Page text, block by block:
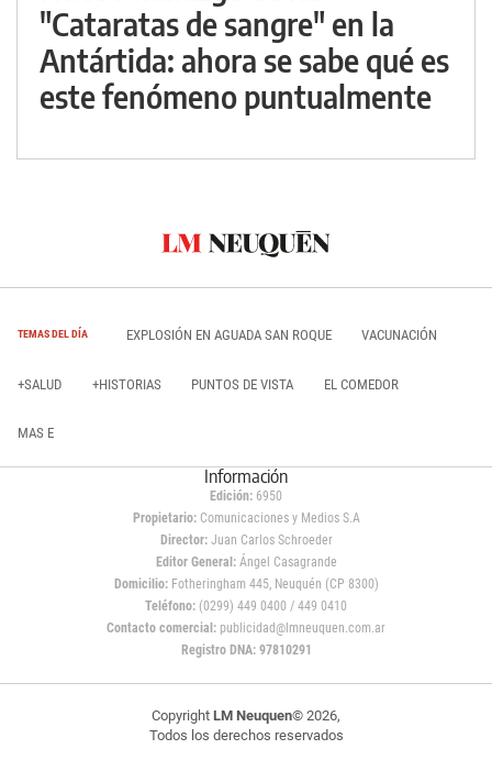
"Cataratas de sangre" en la
Antártida: ahora se sabe qué es
este fenómeno puntualmente
TEMAS DEL DÍA EXPLOSIÓN EN AGUADA SAN ROQUE VACUNACIÓN
+SALUD +HISTORIAS PUNTOS DE VISTA EL COMEDOR
MAS E
Información
Edición: 6950
Propietario:Comunicaciones y Medios S.A
Director: Juan Carlos Schroeder
Editor General:Ángel Casagrande
Domicilio:Fotheringham 445, Neuquén (CP 8300)
Teléfono: (0299) 449 0400 / 449 0410
Contacto comercial: publicidad@lmneuquen.com.ar
Registro DNA: 97810291
Copyright LM Neuquen© 2026,
Todos los derechos reservados